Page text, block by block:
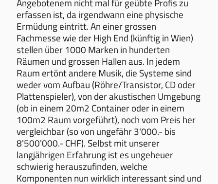
erfassen ist, da irgendwann eine physische
Ermüdung eintritt. An einer grossen
Fachmesse wie der High End (künftig in Wien)
stellen über 1000 Marken in hunderten
Räumen und grossen Hallen aus. In jedem
Raum ertönt andere Musik, die Systeme sind
weder vom Aufbau (Röhre/Transistor, CD oder
Plattenspieler), von der akustischen Umgebung
(ob in einem 20m2 Container oder in einem
100m2 Raum vorgeführt), noch vom Preis her
vergleichbar (so von ungefähr 3'000.- bis
8'500'000.- CHF). Selbst mit unserer
langjährigen Erfahrung ist es ungeheuer
schwierig herauszufinden, welche
Komponenten nun wirklich interessant sind und